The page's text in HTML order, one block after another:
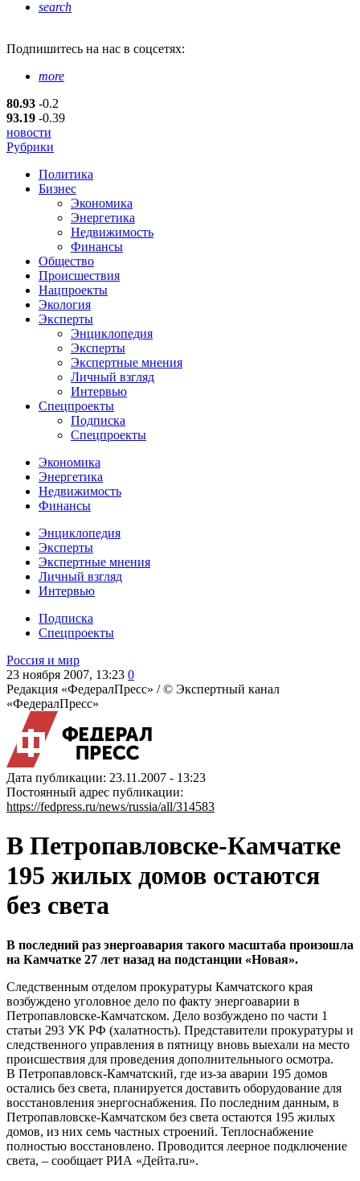
search
Подпишитесь на нас в соцсетях:
more
80.93 -0.2
93.19 -0.39
новости
Рубрики
Политика
Бизнес
Экономика
Энергетика
Недвижимость
Финансы
Общество
Происшествия
Нацпроекты
Экология
Эксперты
Энциклопедия
Эксперты
Экспертные мнения
Личный взгляд
Интервью
Спецпроекты
Подписка
Спецпроекты
Экономика
Энергетика
Недвижимость
Финансы
Энциклопедия
Эксперты
Экспертные мнения
Личный взгляд
Интервью
Подписка
Спецпроекты
Россия и мир
23 ноября 2007, 13:23 0
Редакция «ФедералПресс» /© Экспертный канал
«ФедералПресс»
Дата публикации: 23.11.2007 - 13:23
Постоянный адрес публикации:
https://fedpress.ru/news/russia/all/314583
В Петропавловске-Камчатке
195 жилых домов остаются
без света
В последний раз энергоавария такого масштаба произошла
на Камчатке 27 лет назад на подстанции «Новая».
Следственным отделом прокуратуры Камчатского края
возбуждено уголовное дело по факту энергоаварии в
Петропавловске-Камчатском. Дело возбуждено по части 1
статьи 293 УК РФ (халатность). Представители прокуратуры и
следственного управления в пятницу вновь выехали на место
происшествия для проведения дополнительныого осмотра.
В Петропавловск-Камчатский, где из-за аварии 195 домов
остались без света, планируется доставить оборудование для
восстановления энергоснабжения. По последним данным, в
Петропавловске-Камчатском без света остаются 195 жилых
домов, из них семь частных строений. Теплоснабжение
полностью восстановлено. Проводится леерное подключение
света, – сообщает РИА «Дейта.ru».